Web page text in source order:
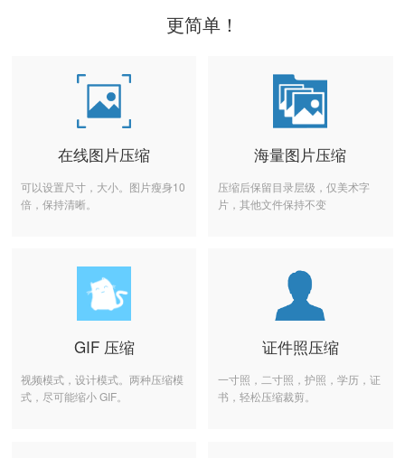
更简单！
在线图片压缩
可以设置尺寸，大小。图片瘦身10
倍，保持清晰。
海量图片压缩
压缩后保留目录层级，仅美术字
片，其他文件保持不变
GIF 压缩
视频模式，设计模式。两种压缩模
式，尽可能缩小 GIF。
证件照压缩
一寸照，二寸照，护照，学历，证
书，轻松压缩裁剪。